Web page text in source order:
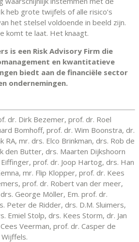
heb grote twijfels of alle risico’s
het stelsel voldoende in beeld zijn.
komt te laat. Het knaagt.
is een Risk Advisory Firm die
en kwantitatieve
biedt aan de financiële sector
ondernemingen.
dr. Dirk Bezemer, prof. dr. Roel
Bomhoff, prof. dr. Wim Boonstra, dr.
RA, mr. drs. Elco Brinkman, drs. Rob de
den Butter, drs. Maarten Dijkshoorn
prof. dr. Joop Hartog, drs. Han
mr. Flip Klopper, prof. dr. Kees
prof. dr. Robert van der meer,
George Möller, Em. prof. dr.
Peter de Ridder, drs. D.M. Sluimers,
Emiel Stolp, drs. Kees Storm, dr. Jan
Veerman, prof. dr. Casper de